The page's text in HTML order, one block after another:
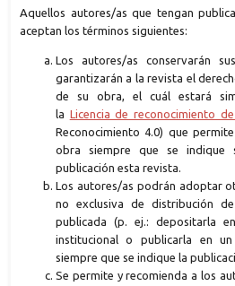
Aquellos autores/as que tengan
aceptan los términos siguientes:
Los autores/as conservarán
garantizarán a la revista el
de su obra, el cuál estará
la Licencia de reconocimiento
Reconocimiento 4.0) que
obra siempre que se indique
publicación esta revista.
Los autores/as podrán adoptar
no exclusiva de distribución
publicada (p. ej.: depositarla
institucional o publicarla en
siempre que se indique la
Se permite y recomienda a los